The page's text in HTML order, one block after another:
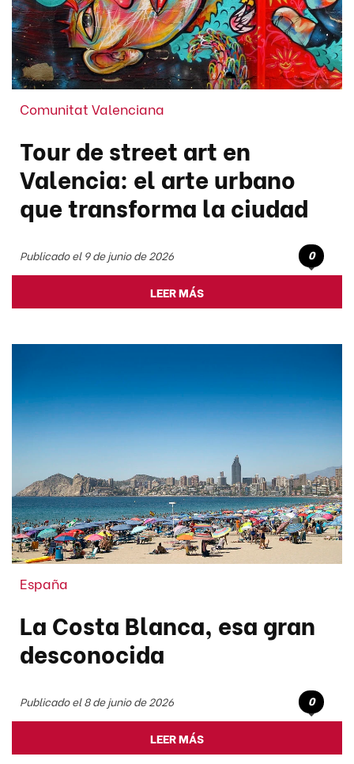
Comunitat Valenciana
Tour de street art en
Valencia: el arte urbano
que transforma la ciudad
Publicado el 9 de junio de 2026 0
LEER MÁS
España
La Costa Blanca, esa gran
desconocida
Publicado el 8 de junio de 2026 0
LEER MÁS